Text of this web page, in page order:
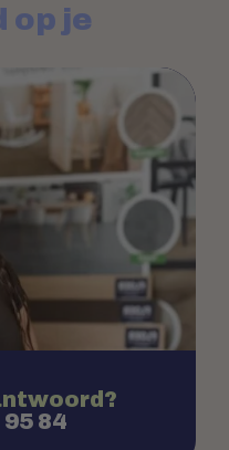
op je
95 84